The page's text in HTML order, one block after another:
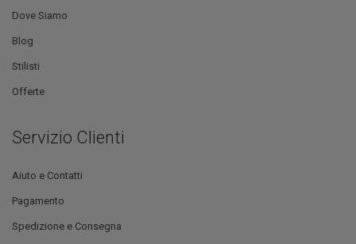
Dove Siamo
Blog
Stilisti
Offerte
Servizio Clienti
Aiuto e Contatti
Pagamento
Spedizione e Consegna